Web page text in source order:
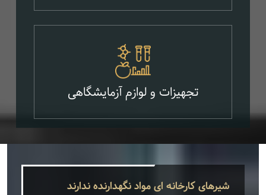
تجهیزات و لوازم آزمایشگاهی
شیرهای کارخانه‌ ای مواد نگهدارنده ندارند